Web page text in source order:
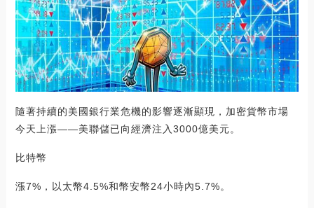
隨著持續的美國銀行業危機的影響逐漸顯現，加密貨幣市場
今天上漲——美聯儲已向經濟注入3000億美元。
比特幣
漲7%，以太幣4.5%和幣安幣24小時內5.7%。